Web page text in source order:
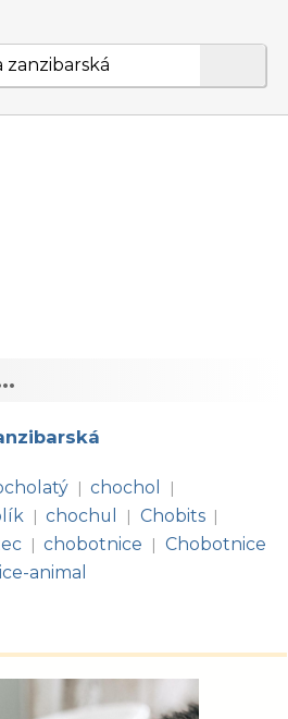
| chochol |
| chochul | Chobits |
| chobotnice | Chobotnice
animal